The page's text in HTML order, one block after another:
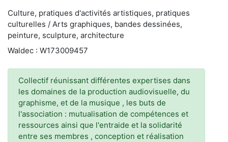
Culture, pratiques d'activités artistiques, pratiques
culturelles / Arts graphiques, bandes dessinées,
peinture, sculpture, architecture
Waldec : W173009457
Collectif réunissant différentes expertises dans
les domaines de la production audiovisuelle, du
graphisme, et de la musique , les buts de
l'association : mutualisation de compétences et
ressources ainsi que l'entraide et la solidarité
entre ses membres , conception et réalisation